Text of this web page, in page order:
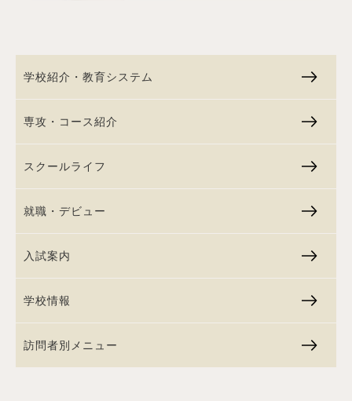
学校紹介・教育システム
専攻・コース紹介
スクールライフ
就職・デビュー
入試案内
学校情報
訪問者別メニュー